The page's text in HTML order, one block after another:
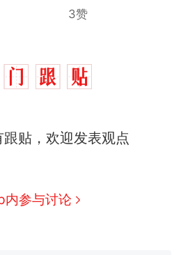
3赞
跟贴，欢迎发表观点
内参与讨论
个在床头放菜刀的女孩，
仅凭视频评出？中国烹饪